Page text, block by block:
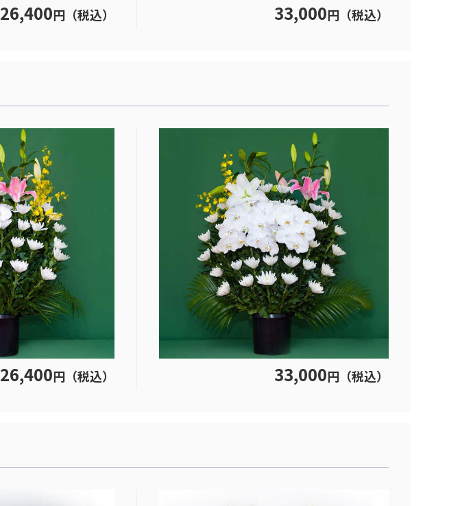
26,400円（税込） 33,000円（税込）
26,400円（税込） 33,000円（税込）